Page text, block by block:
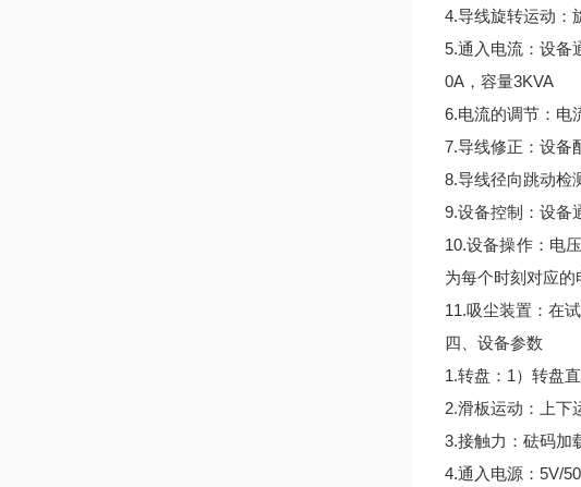
4.导线旋转运动：
5.通入电流：设备
0A，容量3KVA
6.电流的调节：电
7.导线修正：设备
8.导线径向跳动检
9.设备控制：设备
10.设备操作：电
为每个时刻对应的
11.吸尘装置：在
四、设备参数
1.转盘：1）转盘
2.滑板运动：上下
3.接触力：砝码加
4.通入电源：5V/